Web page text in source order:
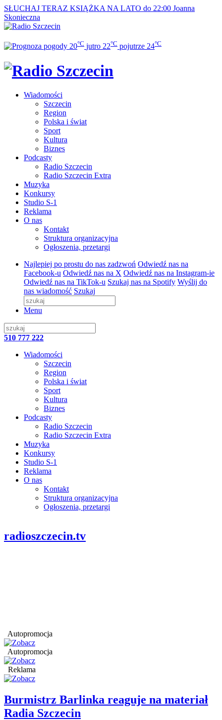
SŁUCHAJ TERAZ KSIĄŻKA NA LATO do 22:00 Joanna
Skonieczna
20°C jutro 22°C pojutrze 24°C
Wiadomości
Szczecin
Region
Polska i świat
Sport
Kultura
Biznes
Podcasty
Radio Szczecin
Radio Szczecin Extra
Muzyka
Konkursy
Studio S-1
Reklama
O nas
Kontakt
Struktura organizacyjna
Ogłoszenia, przetargi
Najlepiej po prostu do nas zadzwoń Odwiedź nas na
Facebook-u Odwiedź nas na X Odwiedź nas na Instagram-ie
Odwiedź nas na TikTok-u Szukaj nas na Spotify Wyślij do
nas wiadomość Szukaj
Menu
510 777 222
Wiadomości
Szczecin
Region
Polska i świat
Sport
Kultura
Biznes
Podcasty
Radio Szczecin
Radio Szczecin Extra
Muzyka
Konkursy
Studio S-1
Reklama
O nas
Kontakt
Struktura organizacyjna
Ogłoszenia, przetargi
radioszczecin.tv
Autopromocja
Autopromocja
Reklama
Burmistrz Barlinka reaguje na materiał
Radia Szczecin